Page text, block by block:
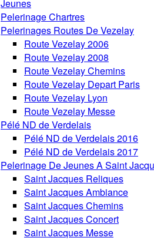
Jeunes
Pelerinage Chartres
Pelerinages Routes De Vezelay
Route Vezelay 2006
Route Vezelay 2008
Route Vezelay Chemins
Route Vezelay Depart Paris
Route Vezelay Lyon
Route Vezelay Messe
Pélé ND de Verdelais
Pélé ND de Verdelais 2016
Pélé ND de Verdelais 2017
Pelerinage De Jeunes A Saint
Saint Jacques Reliques
Saint Jacques Ambiance
Saint Jacques Chemins
Saint Jacques Concert
Saint Jacques Messe